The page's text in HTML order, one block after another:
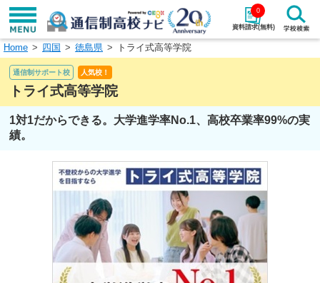
資料請求(無料)
0
学校名で探す
エリアから探す 特徴から探す
北海道・東北
北陸・甲信越
中国
Home 四国 徳島県 トライ式高等学院
通信制サポート校 人気校！
トライ式高等学院
1対1だからできる。大学進学率No.1、高校卒業率99%の実
績。